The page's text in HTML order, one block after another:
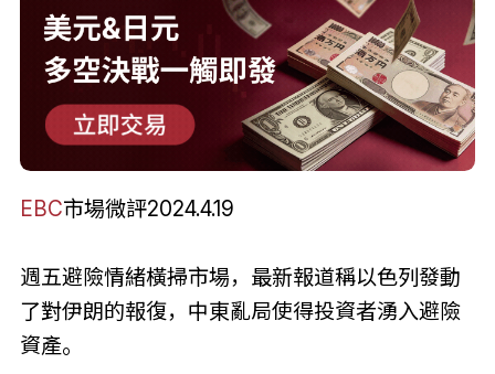
EBC市場微評2024.4.19
週五避險情緒橫掃市場，最新報道稱以色列發動
了對伊朗的報復，中東亂局使得投資者湧入避險
資產。